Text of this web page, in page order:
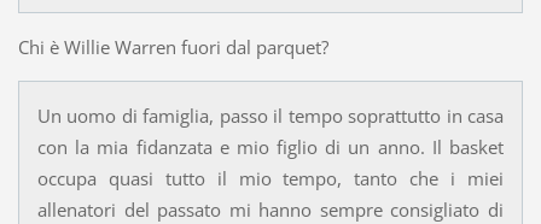
Chi è Willie Warren fuori dal parquet?
Un uomo di famiglia, passo il tempo soprattutto in casa
con la mia fidanzata e mio figlio di un anno. Il basket
occupa quasi tutto il mio tempo, tanto che i miei
allenatori del passato mi hanno sempre consigliato di